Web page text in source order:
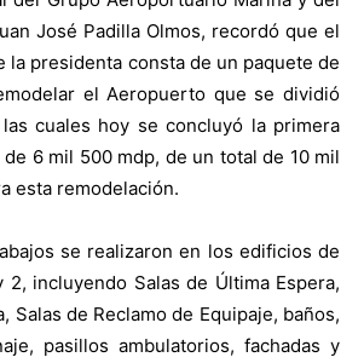
José Padilla Olmos, recordó que el
la presidenta consta de un paquete de
el Aeropuerto que se dividió
cuales hoy se concluyó la primera
6 mil 500 mdp, de un total de 10 mil
esta remodelación.
se realizaron en los edificios de
2, incluyendo Salas de Última Espera,
Salas de Reclamo de Equipaje, baños,
pasillos ambulatorios, fachadas y